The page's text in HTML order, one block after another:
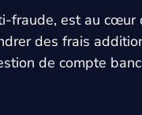
fraude, est au cœur
des frais
de compte